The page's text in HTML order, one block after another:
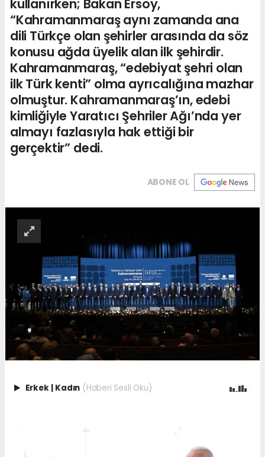
kullanırken; Bakan Ersoy,
“Kahramanmaraş aynı zamanda ana
dili Türkçe olan şehirler arasında da söz
konusu ağda üyelik alan ilk şehirdir.
Kahramanmaraş, “edebiyat şehri olan
ilk Türk kenti” olma ayrıcalığına mazhar
olmuştur. Kahramanmaraş’ın, edebi
kimliğiyle Yaratıcı Şehriler Ağı’nda yer
almayı fazlasıyla hak ettiği bir
gerçektir” dedi.
ABONE OL
Erkek Kadın (Haberi Sesli Oku)